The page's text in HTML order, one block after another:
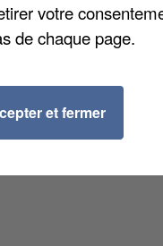
votre
de chaque page.
et fermer